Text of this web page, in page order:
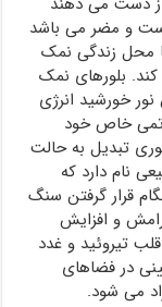
و مضر می باشد
محل زندگی نمک
کند. بلورهای نمک
خورشید انرژی
خاص خود
تبدیل به حالت
نام دارد که
قرار گرفتن سنگ
و افزایش
تیروئید و غدد
در فضاهای
می شود.